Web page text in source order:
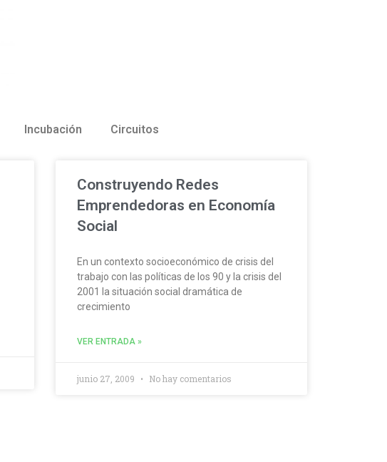
Incubación Circuitos
Construyendo Redes
Emprendedoras en Economía
Social
En un contexto socioeconómico de crisis del
trabajo con las políticas de los 90 y la crisis del
2001 la situación social dramática de
crecimiento
VER ENTRADA »
junio 27, 2009 No hay comentarios